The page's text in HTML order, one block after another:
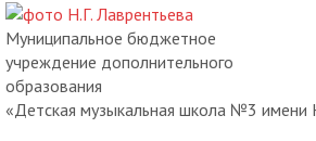
Муниципальное бюджетное
учреждение дополнительного
образования
«Детская музыкальная школа №3 имени